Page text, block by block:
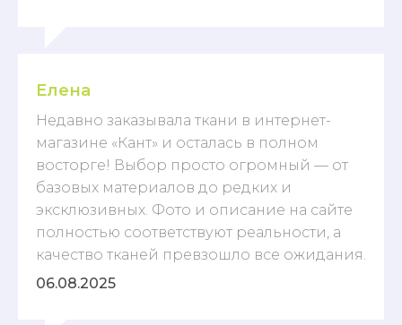
Елена
Недавно заказывала ткани в интернет-
магазине «Кант» и осталась в полном
восторге! Выбор просто огромный — от
базовых материалов до редких и
эксклюзивных. Фото и описание на сайте
полностью соответствуют реальности, а
качество тканей превзошло все ожидания.
06.08.2025